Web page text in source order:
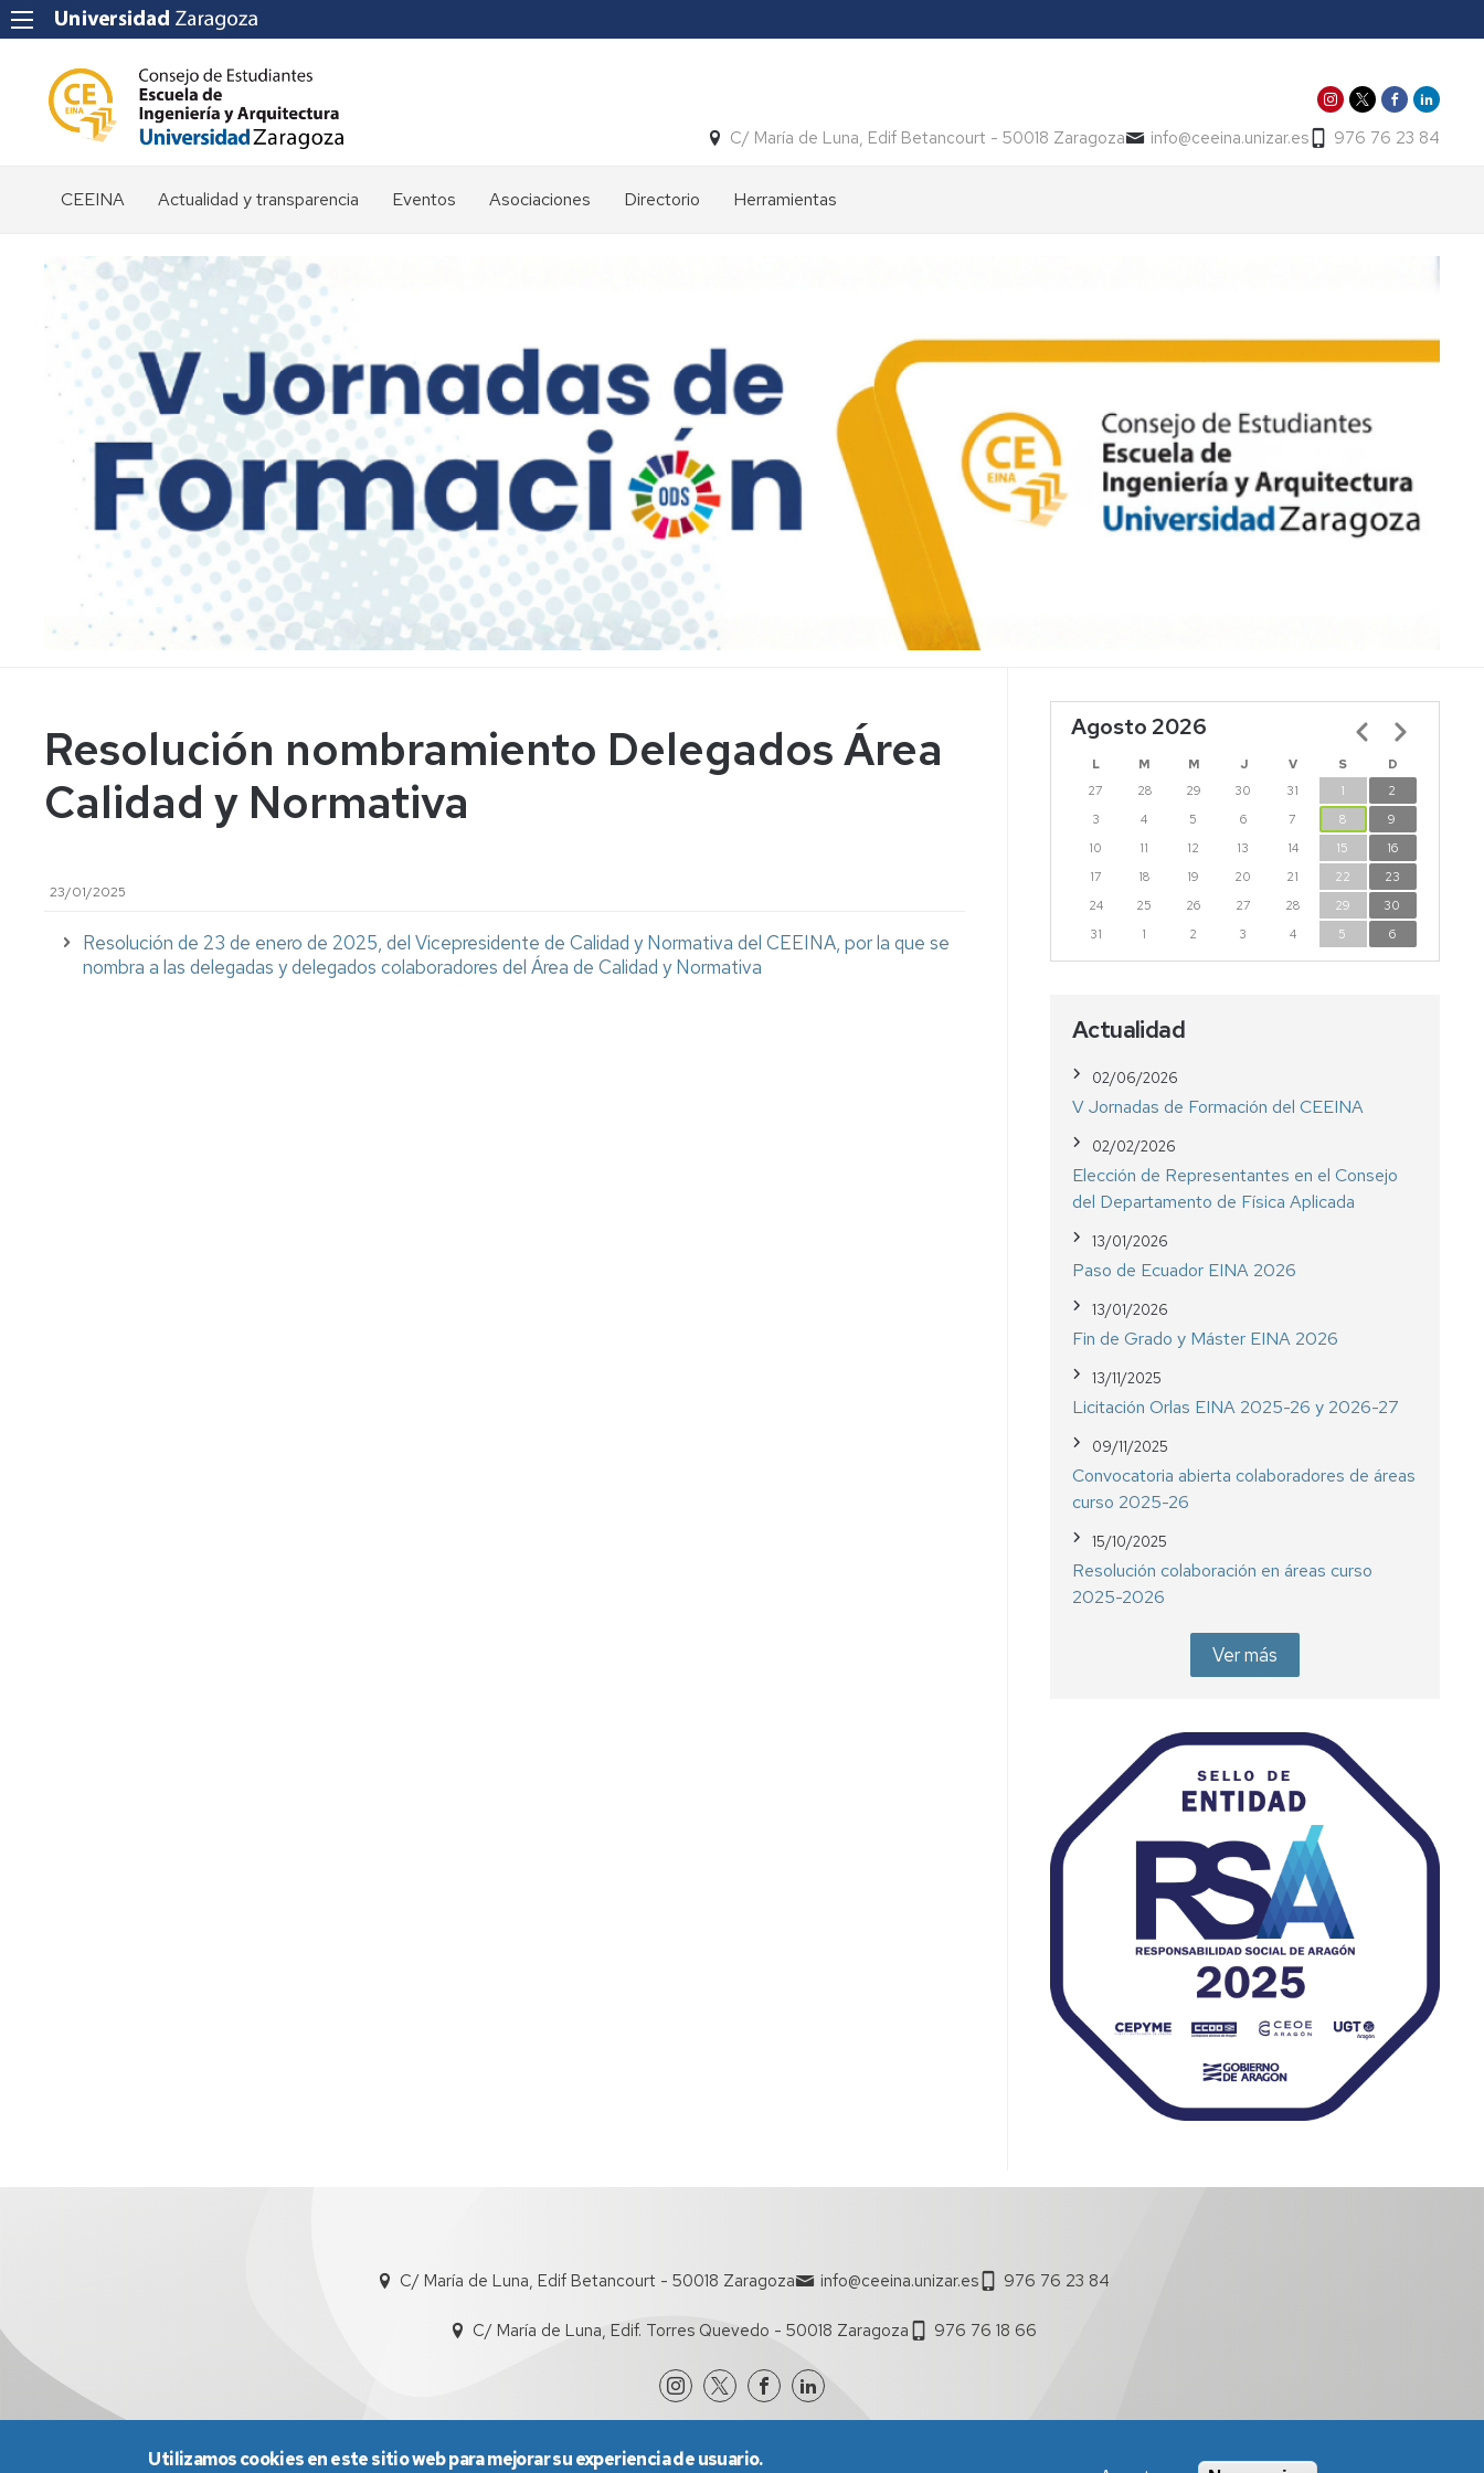
C/ María de Luna, Edif Betancourt - 50018 Zaragoza info@ceeina.unizar.es 976 76 23 84
CEEINA
de
Estudiantes
Identidad
corporativa
Horarios
Organización
Representación
externa
Entidades
colaboradoras
Actualidad y transparencia
Noticias
Resoluciones
Convocatorias
Posicionamientos
Licitaciones
Eventos Asociaciones Directorio Herramientas
Resolución nombramiento Delegados Área
Calidad y Normativa
23/01/2025
Resolución de 23 de enero de 2025, del Vicepresidente de Calidad y Normativa del CEEINA, por la que se
nombra a las delegadas y delegados colaboradores del Área de Calidad y Normativa
Agosto 2026
L M M J V S
D
27
28 29 30 31 1
2
3
4 5 6 7 8
9
10
11 12 13 14 15
16
17
18 19 20 21 22
23
24
25 26 27 28 29
30
31
1 2 3 4 5 6
Paginación
Actualidad
02/06/2026
V Jornadas de Formación del CEEINA
02/02/2026
Elección de Representantes en el Consejo
del Departamento de Física Aplicada
13/01/2026
Paso de Ecuador EINA 2026
13/01/2026
Fin de Grado y Máster EINA 2026
13/11/2025
Licitación Orlas EINA 2025-26 y 2026-27
09/11/2025
Convocatoria abierta colaboradores de áreas
curso 2025-26
15/10/2025
Resolución colaboración en áreas curso
2025-2026
Ver más
C/ María de Luna, Edif Betancourt - 50018 Zaragoza info@ceeina.unizar.es 976 76 23 84
C/ María de Luna, Edif. Torres Quevedo - 50018 Zaragoza 976 76 18 66
Utilizamos cookies en este sitio web para mejorar su experiencia de usuario.